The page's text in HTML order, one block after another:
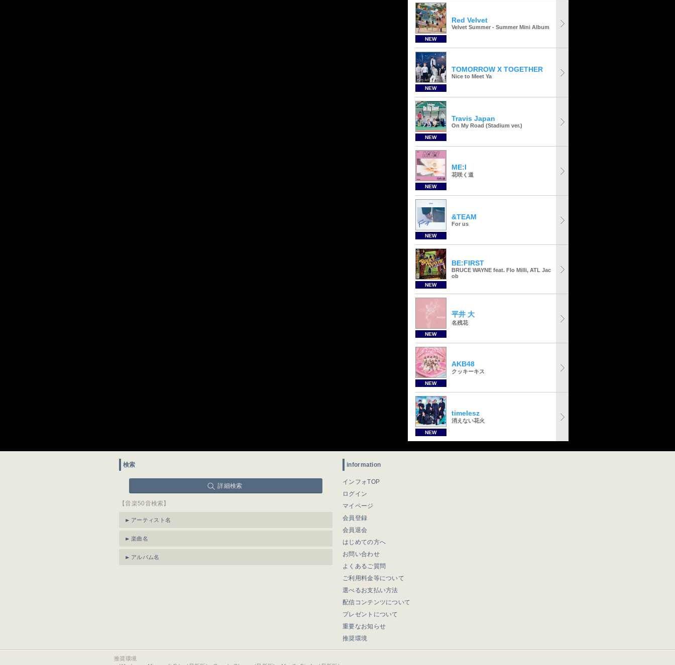
NEW
Red Velvet
Velvet Summer - Summer Mini Album
NEW
TOMORROW X TOGETHER
Nice to Meet Ya
NEW
Travis Japan
On My Road (Stadium ver.)
NEW
ME:I
花咲く道
NEW
&TEAM
For us
NEW
BE:FIRST
BRUCE WAYNE feat. Flo Milli, ATL Jac
ob
NEW
平井 大
名残花
NEW
AKB48
クッキーキス
NEW
timelesz
消えない花火
検索
詳細検索
【音楽50音検索】
アーティスト名
楽曲名
アルバム名
information
インフォTOP
ログイン
マイページ
会員登録
会員退会
はじめての方へ
お問い合わせ
よくあるご質問
ご利用料金等について
選べるお支払い方法
配信コンテンツについて
プレゼントについて
重要なお知らせ
推奨環境
推奨環境